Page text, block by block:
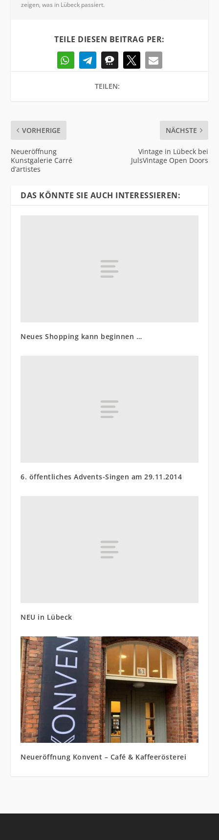
zeigen, was in Lübeck passiert.
TEILE DIESEN BEITRAG PER:
TEILEN:
VORHERIGE
Neueröffnung
Kunstgalerie Carré
d’artistes
NÄCHSTE
Vintage in Lübeck bei
JulsVintage Open Doors
DAS KÖNNTE SIE AUCH INTERESSIEREN:
Neues Shopping kann beginnen …
6. öffentliches Advents-Singen am 29.11.2014
NEU in Lübeck
Neueröffnung Konvent – Café & Kaffeerösterei